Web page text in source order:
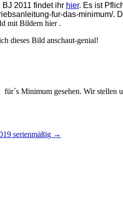
2011 findet ihr hier. Es ist
fur-das-minimum/
mit Bildern hier .
dieses Bild anschaut-genial!
Minimum gesehen. Wir stellen
serienmäßig →